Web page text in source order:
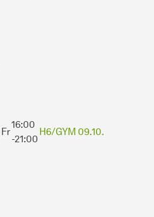
Fr
16:00
-21:00
H6/GYM 09.10.